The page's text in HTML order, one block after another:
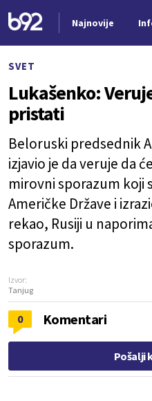
Najnovije
SVET
Lukašenko:
pristati
Beloruski predsednik
izjavio je da veruje da
mirovni sporazum koji
Američke Države i
rekao, Rusiji u
sporazum.
Izvor:
Tanjug
0 Komentari
Pošalji